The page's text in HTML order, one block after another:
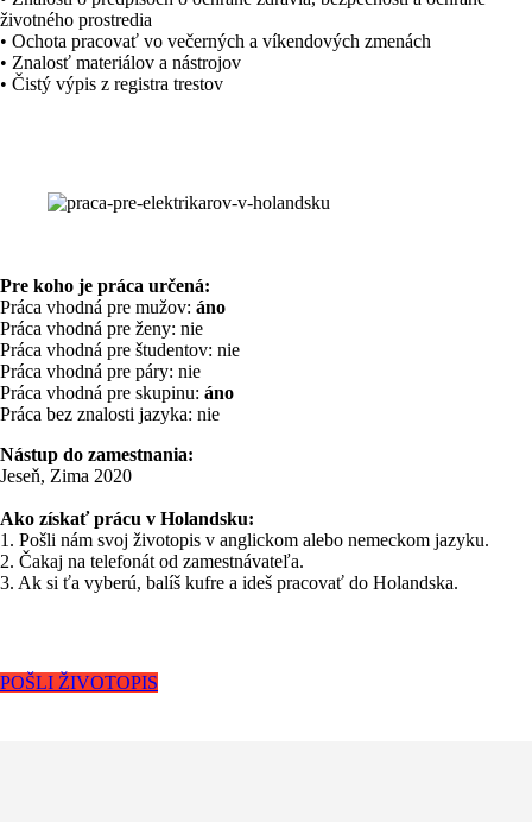
životného prostredia
• Ochota pracovať vo večerných a víkendových zmenách
• Znalosť materiálov a nástrojov
• Čistý výpis z registra trestov
Pre koho je práca určená:
Práca vhodná pre mužov: áno
Práca vhodná pre ženy: nie
Práca vhodná pre študentov: nie
Práca vhodná pre páry: nie
Práca vhodná pre skupinu: áno
Práca bez znalosti jazyka: nie
Nástup do zamestnania:
Jeseň, Zima 2020
Ako získať prácu v Holandsku:
1. Pošli nám svoj životopis v anglickom alebo nemeckom jazyku.
2. Čakaj na telefonát od zamestnávateľa.
3. Ak si ťa vyberú, balíš kufre a ideš pracovať do Holandska.
POŠLI ŽIVOTOPIS